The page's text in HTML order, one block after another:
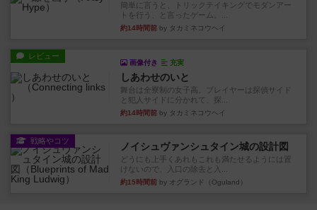
簡単に言うと、トリックテイキングでモダンアー
トを行う、と言ったゲーム。...
約14時間前 by タカミネコウヘイ
レビュー
画像付き 充実
しあわせのいと
舞台は全寮制の女子高。プレイヤーは探偵サイド
と犯人サイドに分かれて、探...
約14時間前 by タカミネコウヘイ
戦略やコツ ノイシュヴァンシュタイン城の設計図
どうにも上手くあれもこれも満たせるようには置
けないので、入口の除去と入...
約15時間前 by オグランド（Oguland）